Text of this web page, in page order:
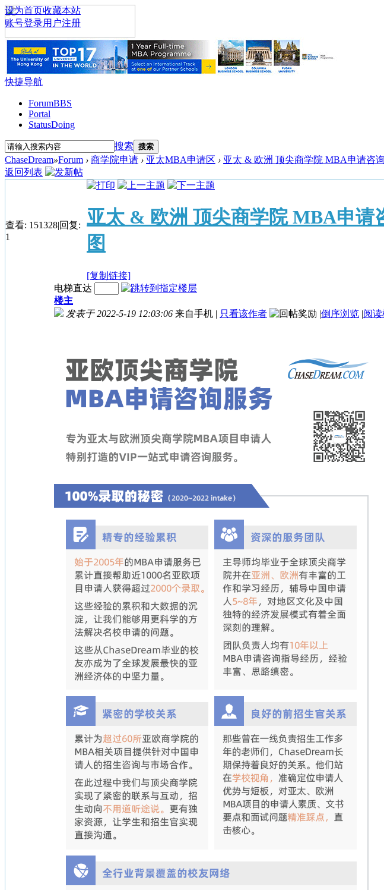
设为首页收藏本站
账号登录用户注册
快捷导航
ForumBBS
Portal
StatusDoing
搜索 搜索
ChaseDream»Forum › 商学院申请 › 亚太MBA申请区 › 亚太 & 欧洲 顶尖商学院 MBA申请咨
返回列表
查看: 151328|回复:
1
亚太 & 欧洲 顶尖商学院 MBA申请
图
[复制链接]
电梯直达
楼主
发表于 2022-5-19 12:03:06 来自手机 | 只看该作者 |倒序浏览 |阅